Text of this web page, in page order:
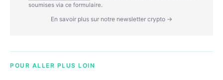
soumises via ce formulaire.
En savoir plus sur notre newsletter crypto →
POUR ALLER PLUS LOIN